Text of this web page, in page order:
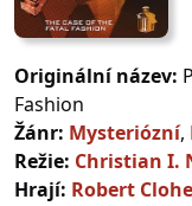
Originální název:
Fashion
Žánr: Mysteriózní,
Režie: Christian I.
Hrají: Robert